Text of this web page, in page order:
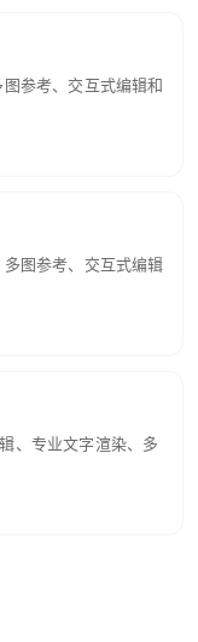
参考、交互式编辑和
图参考、交互式编辑
、专业文字渲染、多